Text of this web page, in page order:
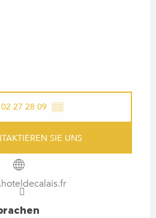
02 27 28 09 ▒▒
SIE UNS